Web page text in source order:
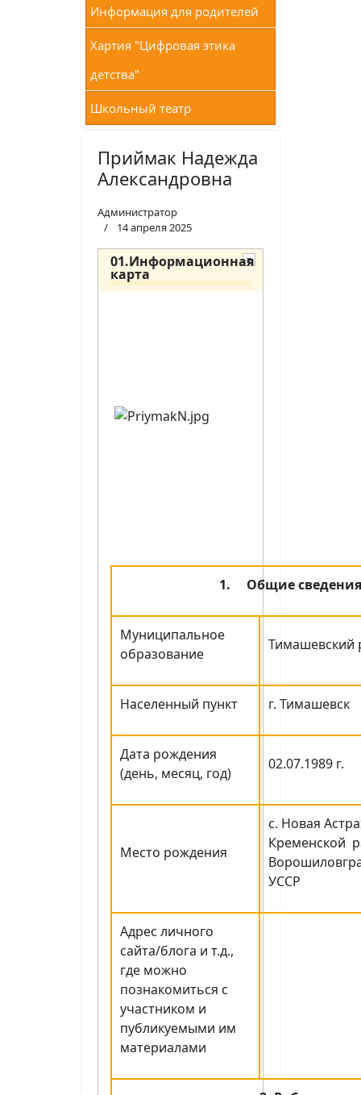
Информация для родителей
Хартия "Цифровая этика
детства"
Школьный театр
Приймак Надежда
Александровна
Администратор
14 апреля 2025
01.Информационная
карта
1. Общие сведения
Муниципальное
образование
Тимашевский
Населенный пункт г. Тимашевск
Дата рождения
(день, месяц, год)
02.07.1989 г.
Место рождения
с. Новая
Кременской
УССР
Адрес личного
сайта/блога и т.д.,
где можно
познакомиться с
участником и
публикуемыми им
материалами